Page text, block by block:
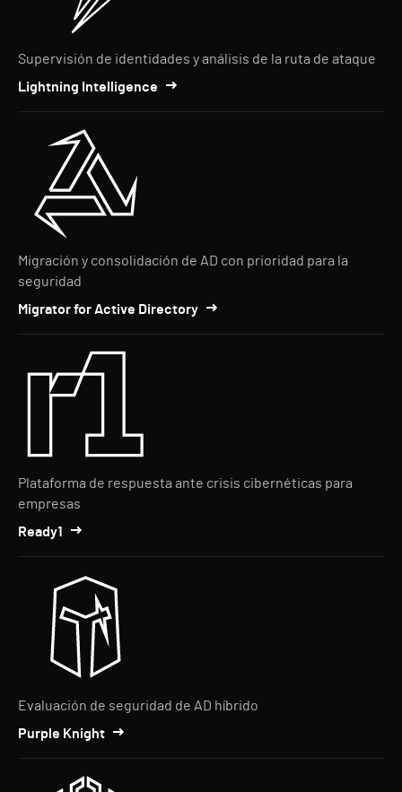
Supervisión de identidades y análisis de la ruta de ataque
Lightning Intelligence
Migración y consolidación de AD con prioridad para la
seguridad
Migrator for Active Directory
Plataforma de respuesta ante crisis cibernéticas para
empresas
Ready1
Evaluación de seguridad de AD híbrido
Purple Knight